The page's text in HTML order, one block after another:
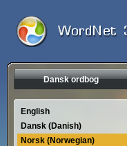
Dansk ordbog
English
Dansk (Danish)
Norsk (Norwegian)